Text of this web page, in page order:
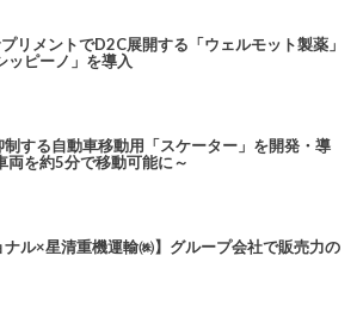
リメントでD2C展開する「ウェルモット製薬」
ッピーノ」を導入
する自動車移動用「スケーター」を開発・導
両を約5分で移動可能に～
ナル×星清重機運輸㈱】グループ会社で販売力の